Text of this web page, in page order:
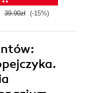
39.90zł (-15%)